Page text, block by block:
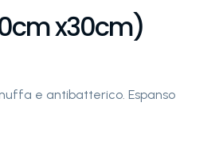
x30cm)
e antibatterico. Espanso